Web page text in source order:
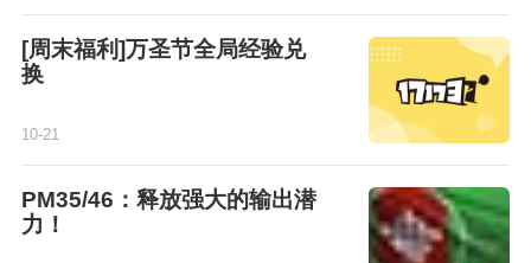
[周末福利]万圣节全局经验兑
换
10-21
PM35/46：释放强大的输出潜
力！